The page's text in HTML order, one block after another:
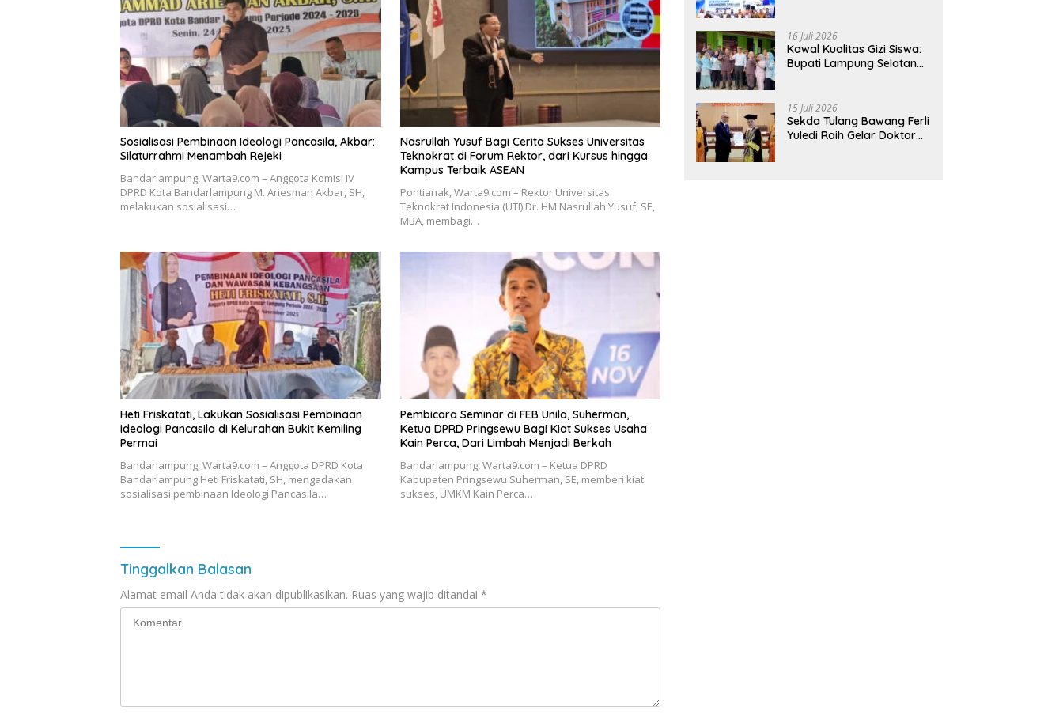
Sosialisasi Pembinaan Ideologi Pancasila, Akbar:
Silaturrahmi Menambah Rejeki
Bandarlampung, Warta9.com – Anggota Komisi IV
DPRD Kota Bandarlampung M. Ariesman Akbar, SH,
melakukan sosialisasi…
Nasrullah Yusuf Bagi Cerita Sukses Universitas
Teknokrat di Forum Rektor, dari Kursus hingga
Kampus Terbaik ASEAN
Pontianak, Warta9.com – Rektor Universitas
Teknokrat Indonesia (UTI) Dr. HM Nasrullah Yusuf, SE,
MBA, membagi…
Heti Friskatati, Lakukan Sosialisasi Pembinaan
Ideologi Pancasila di Kelurahan Bukit Kemiling
Permai
Bandarlampung, Warta9.com – Anggota DPRD Kota
Bandarlampung Heti Friskatati, SH, mengadakan
sosialisasi pembinaan Ideologi Pancasila…
Pembicara Seminar di FEB Unila, Suherman,
Ketua DPRD Pringsewu Bagi Kiat Sukses Usaha
Kain Perca, Dari Limbah Menjadi Berkah
Bandarlampung, Warta9.com – Ketua DPRD
Kabupaten Pringsewu Suherman, SE, memberi kiat
sukses, UMKM Kain Perca…
Tinggalkan Balasan
Alamat email Anda tidak akan dipublikasikan. Ruas yang wajib ditandai *
Terintegrasi Pertama di
Lampung
16 Juli 2026
Kawal Kualitas Gizi Siswa:
Bupati Lampung Selatan
Bergizi Gratis di Natar
15 Juli 2026
Sekda Tulang Bawang Ferli
Yuledi Raih Gelar Doktor